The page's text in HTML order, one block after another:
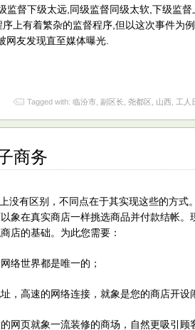
监督下级太远,同级监督同级太软,下级监
上有着繁杂的监督程序,但以这次事件为
网友发现直至媒体曝光.
Tagged with: 临汾市 副区长 尧都区 山西 工人
商务
没有区别，不同点在于其实现这些的方式
象在真实商店一样挑选商品并付款结帐。
店的基础。为此您需要：
世界都是唯一的；
高速的网络连接，就象是您的商店开设
页就象一流装修的商场，自然更吸引顾